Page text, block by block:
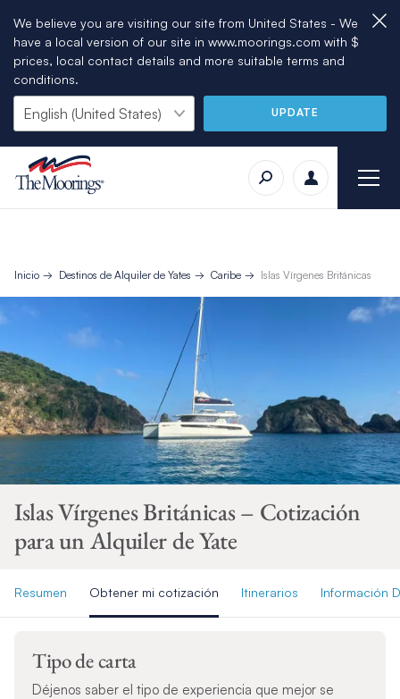
We believe you are visiting our site from United States - We
have a local version of our site in www.moorings.com with $
prices, local contact details and more suitable terms and
conditions.
UPDATE
Inicio Destinos de Alquiler de Yates Caribe Islas Vírgenes Británicas
Islas Vírgenes Británicas – Cotización
para un Alquiler de Yate
Resumen Obtener mi cotización Itinerarios Información
Tipo de carta
Déjenos saber el tipo de experiencia que mejor se